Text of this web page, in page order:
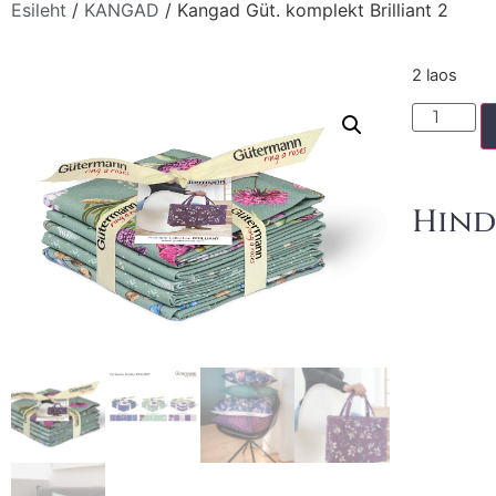
Esileht / KANGAD / Kangad Güt. komplekt Brilliant 2
2 laos